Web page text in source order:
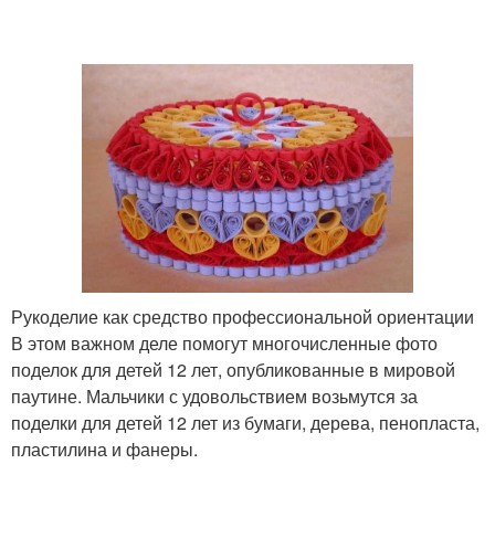
Рукоделие как средство профессиональной ориентации
В этом важном деле помогут многочисленные фото
поделок для детей 12 лет, опубликованные в мировой
паутине. Мальчики с удовольствием возьмутся за
поделки для детей 12 лет из бумаги, дерева, пенопласта,
пластилина и фанеры.